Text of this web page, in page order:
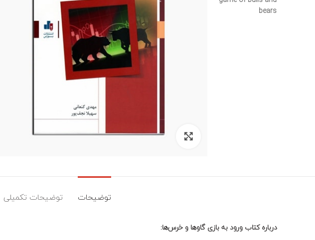
برای بزرگنمایی کلیک کنید
توضیحات توضیحات تکمیلی
درباره کتاب ورود به بازی گاوها و خرس‌ها: